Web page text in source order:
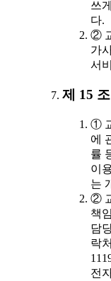
쓰
다.
②
가
서
제 15
①
에
률
이
는
②
책
담
락
전